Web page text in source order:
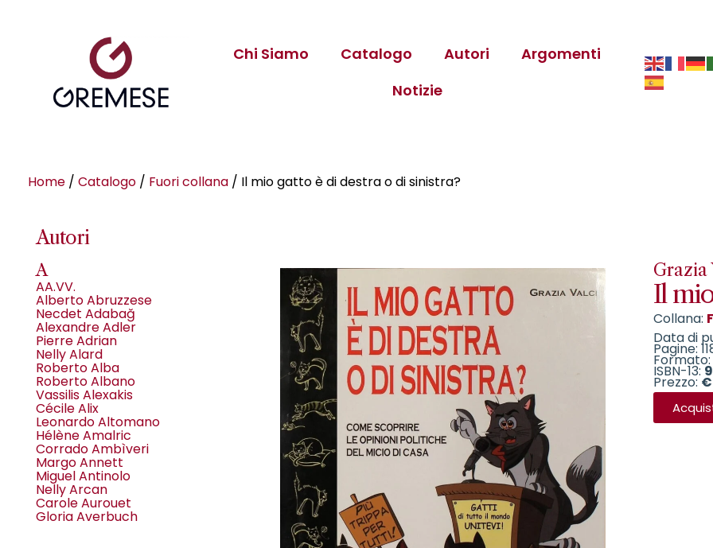
Chi Siamo Catalogo Autori
Argomenti
Notizie
Home / Catalogo / Fuori collana / Il mio gatto è di destra o di sinistra?
Autori
A
AA.VV.
Alberto Abruzzese
Necdet Adabağ
Alexandre Adler
Pierre Adrian
Nelly Alard
Roberto Alba
Roberto Albano
Vassilis Alexakis
Cécile Alix
Leonardo Altomano
Hélène Amalric
Corrado Ambìveri
Margo Annett
Miguel Antinolo
Nelly Arcan
Carole Aurouet
Gloria Averbuch
Grazia
Il
Collana:
Data di
Pagine:
Formato:
ISBN-13:
Prezzo: €